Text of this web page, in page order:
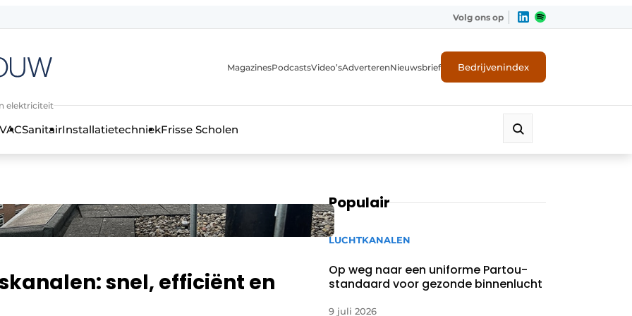
Volg ons op
elektriciteit
MagazinesPodcastsVideo’sAdverterenNieuwsbrief Bedrijvenindex
SanitairInstallatietechniekFrisse Scholen
snel, efficiënt en
Populair
LUCHTKANALEN
Op weg naar een uniforme Partou-
standaard voor gezonde binnenlucht
9 juli 2026